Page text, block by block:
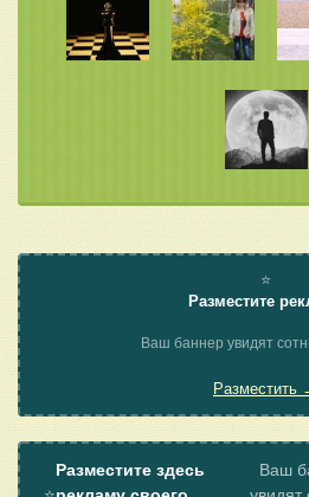
⭐
Разместите
Ваш баннер увидят
Разместить
Разместите здесь
Ваш